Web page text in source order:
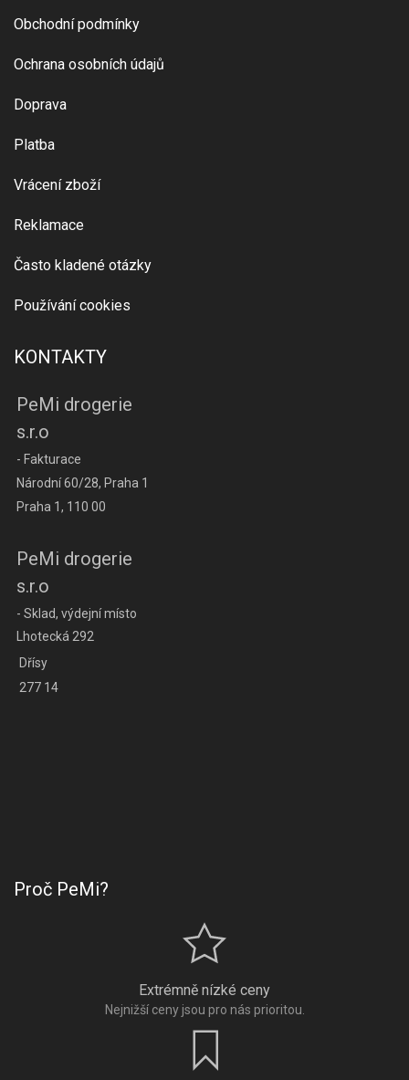
Obchodní podmínky
Ochrana osobních údajů
Doprava
Platba
Vrácení zboží
Reklamace
Často kladené otázky
Používání cookies
KONTAKTY
PeMi drogerie
s.r.o
- Fakturace
Národní 60/28, Praha 1
Praha 1, 110 00
PeMi drogerie
s.r.o
- Sklad, výdejní místo
Lhotecká 292
Dřísy
277 14
Proč PeMi?
Extrémně nízké ceny
Nejnižší ceny jsou pro nás prioritou.